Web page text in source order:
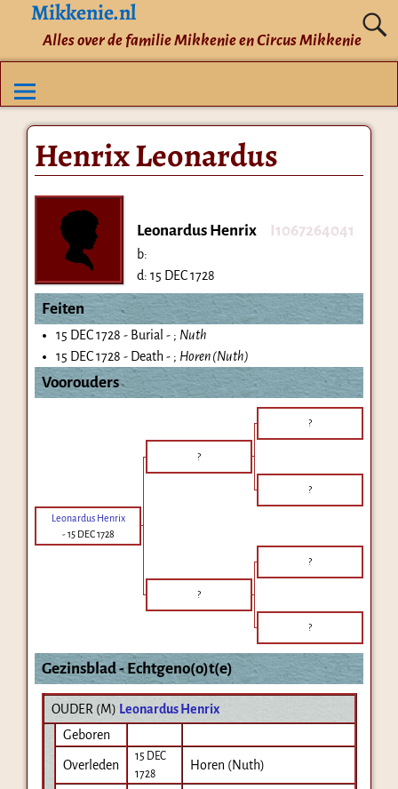
Mikkenie.nl
Alles over de familie Mikkenie en Circus Mikkenie
Henrix Leonardus
Leonardus Henrix I1067264041
b:
d: 15 DEC 1728
Feiten
15 DEC 1728 - Burial - ; Nuth
15 DEC 1728 - Death - ; Horen (Nuth)
Voorouders
?
?
?
Leonardus Henrix
-15 DEC 1728
?
?
?
Gezinsblad - Echtgeno(o)t(e)
OUDER (M) Leonardus Henrix
Geboren
Overleden
15 DEC
1728
Horen (Nuth)